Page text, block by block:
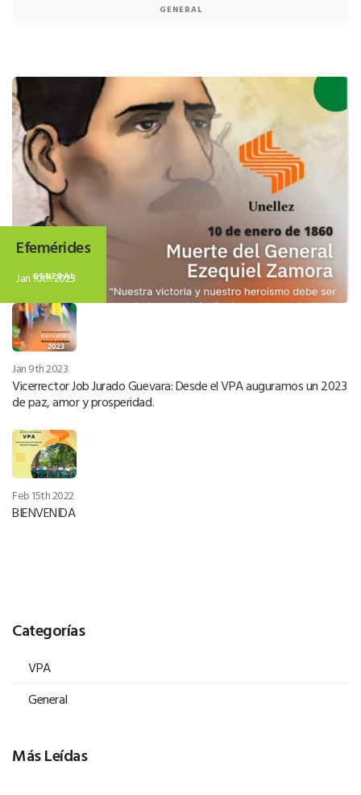
GENERAL
GENERAL
Efemérides
Jan 10th 2023
Jan 9th 2023
Vicerrector Job Jurado Guevara: Desde el VPA auguramos un 2023
de paz, amor y prosperidad.
Feb 15th 2022
BIENVENIDA
Categorías
VPA
General
Más Leídas